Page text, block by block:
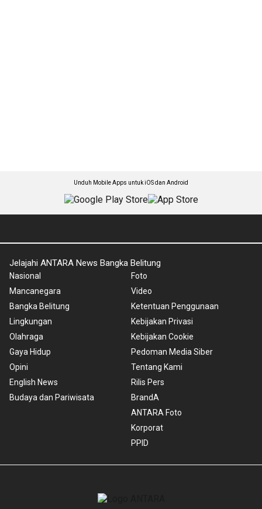
Unduh Mobile Apps untuk iOS dan Android
Jelajahi ANTARA News Bangka Belitung
Nasional
Mancanegara
Bangka Belitung
Lingkungan
Olahraga
Gaya Hidup
Opini
English News
Budaya dan Pariwisata
Foto
Video
Ketentuan Penggunaan
Kebijakan Privasi
Kebijakan Cookie
Pedoman Media Siber
Tentang Kami
Rilis Pers
BrandA
ANTARA Foto
Korporat
PPID